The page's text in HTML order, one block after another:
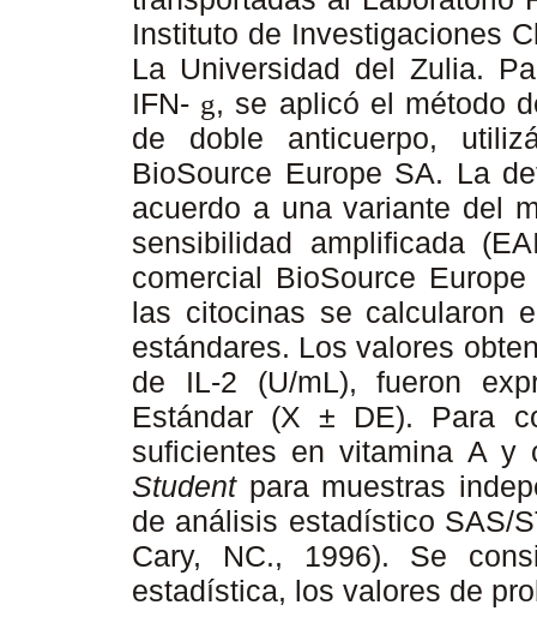
Instituto de Investigaciones
La Universidad del Zulia.
IFN- g, se aplicó el método
de doble anticuerpo,
BioSource Europe SA. La
acuerdo a una variante del
sensibilidad amplificada
comercial BioSource
las citocinas se calcularon
estándares. Los valores
de IL-2 (U/mL), fueron
Estándar (X ± DE). Para
suficientes en vitamina A
Studentpara muestras
de análisis estadístico SAS/
Cary, NC., 1996). Se
estadística, los valores de